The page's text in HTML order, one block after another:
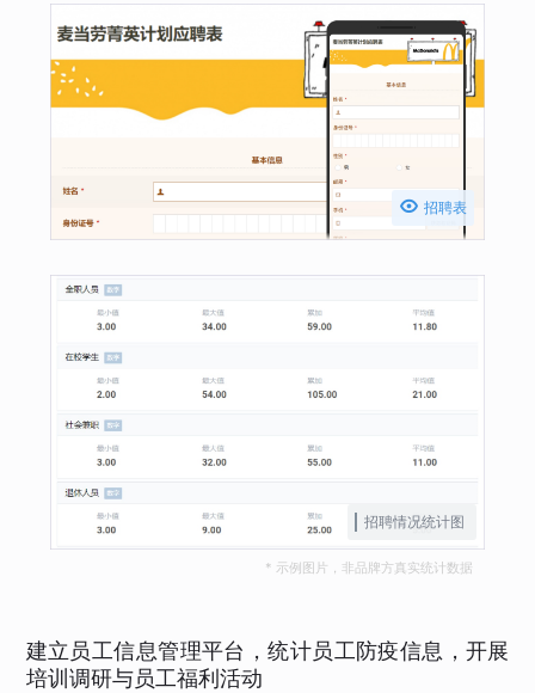
 招聘表
招聘情况统计图
* 示例图片，非品牌方真实统计数据
建立员工信息管理平台，统计员工防疫信息，开展
培训调研与员工福利活动